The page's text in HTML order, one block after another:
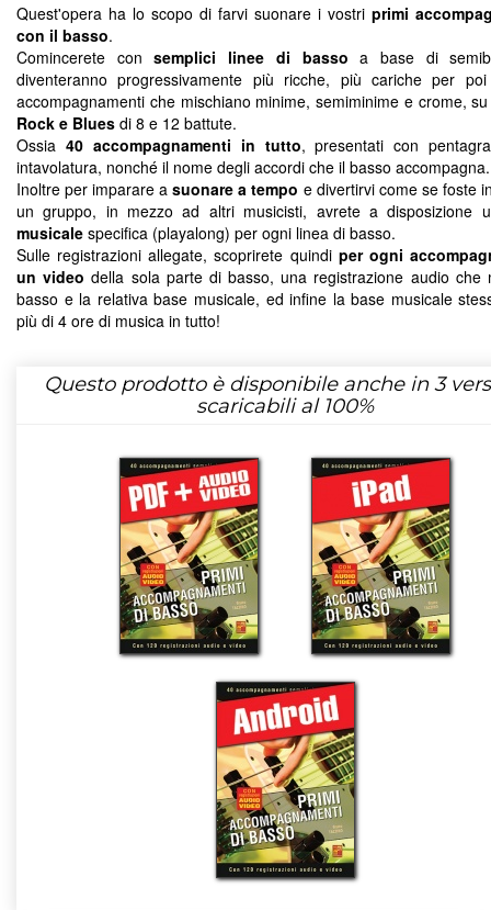
Quest'opera ha lo scopo di farvi suonare i vostri primi
con il basso.
Comincerete consemplici linee di basso a base di
diventeranno progressivamente più ricche, più cariche per
accompagnamenti che mischiano minime, semiminime e crome,
Rock e Blues di 8 e 12 battute.
Ossia 40 accompagnamenti in tutto, presentati con
intavolatura, nonché il nome degli accordi che il basso accompagna.
Inoltre per imparare asuonare a tempo e divertirvi come se foste
un gruppo, in mezzo ad altri musicisti, avrete a disposizione
musicale specifica (playalong) per ogni linea di basso.
Sulle registrazioni allegate, scoprirete quindi per ogni
un video della sola parte di basso, una registrazione audio che
basso e la relativa base musicale, ed infine la base musicale
più di 4 ore di musica in tutto!
Questo prodotto è disponibile anche in 3
scaricabili al 100%